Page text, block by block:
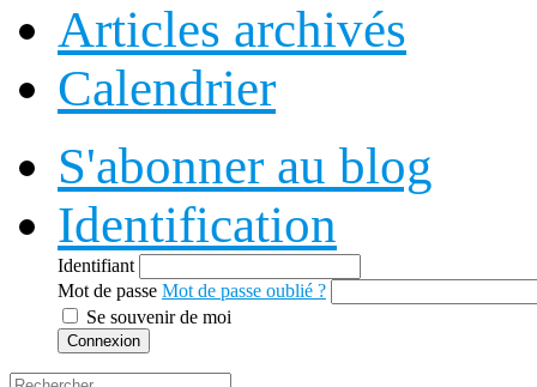
Articles archivés
Calendrier
S'abonner au blog
Identification
Identifiant
Mot de passe Mot de passe oublié ?
Se souvenir de moi
Connexion